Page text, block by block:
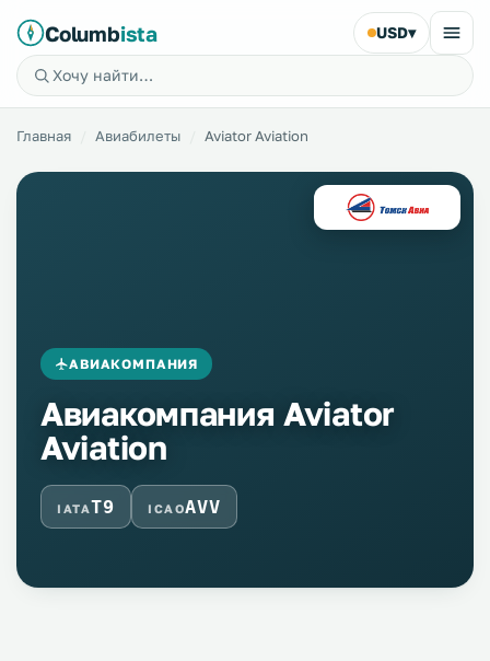
Columbista USD▾
Главная Авиабилеты Aviator Aviation
АВИАКОМПАНИЯ
Авиакомпания Aviator
Aviation
IATAT9 ICAOAVV